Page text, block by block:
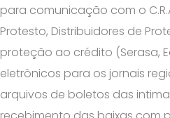
para comunicação com o
Protesto, Distribuidores de
proteção ao crédito (Serasa,
eletrônicos para os jornais
arquivos de boletos das